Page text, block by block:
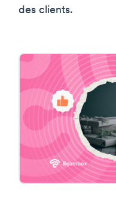
des clients.